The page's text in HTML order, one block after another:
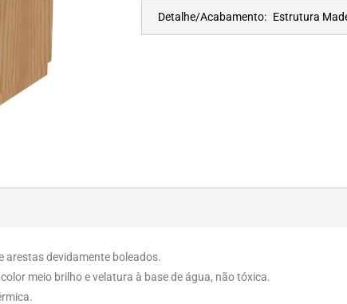
Detalhe/Acabamento: Estrutura
arestas devidamente boleados.
meio brilho e velatura à base de água, não tóxica.